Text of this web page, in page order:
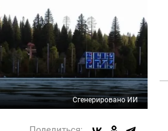
Сгенерировано ИИ